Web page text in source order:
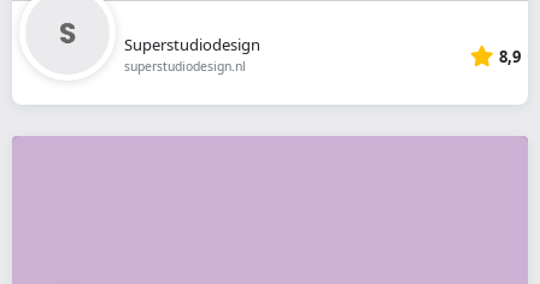
Superstudiodesign
superstudiodesign.nl 8,9